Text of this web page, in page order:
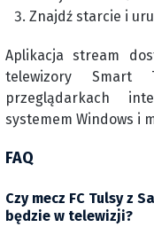
Znajdź starcie i
Aplikacja stream
telewizory Smart
przeglądarkach
systemem Windows i
FAQ
Czy mecz FC Tulsy z
będzie w telewizji?